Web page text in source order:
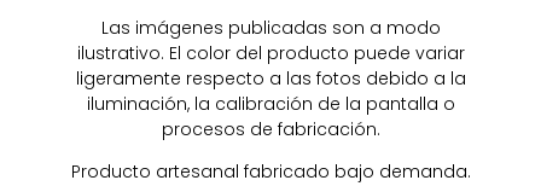
Las imágenes publicadas son a modo
ilustrativo. El color del producto puede variar
ligeramente respecto a las fotos debido a la
iluminación, la calibración de la pantalla o
procesos de fabricación.
Producto artesanal fabricado bajo demanda.